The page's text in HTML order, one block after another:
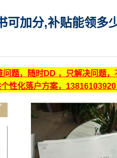
可加分,补贴能领多
题，随时DD ，只解决问题，
性化落户方案，13816103920